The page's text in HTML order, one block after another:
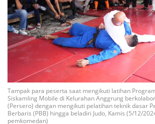
Tampak para peserta saat mengikuti latihan
Siskamling Mobile di Kelurahan Anggrung
(Persero) dengan mengikuti pelatihan teknik dasar
Berbaris (PBB) hingga beladiri Judo, Kamis (5/12/
pemkomedan)